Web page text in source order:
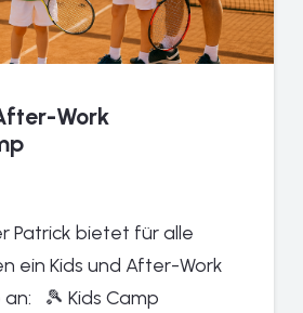
Work
Patrick bietet für alle
ein Kids und After-Work
🎾 Kids Camp